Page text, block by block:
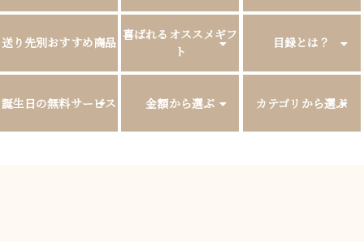
送り先別おすすめ商品
喜ばれるオススメギフ
ト
目録とは？
誕生日の無料サービス 金額から選ぶ カテゴリから選ぶ